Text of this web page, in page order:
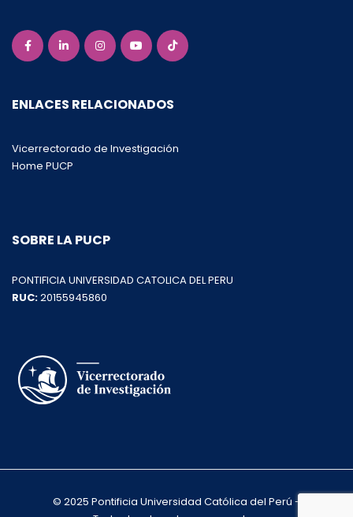
ENLACES RELACIONADOS
Vicerrectorado de Investigación
Home PUCP
SOBRE LA PUCP
PONTIFICIA UNIVERSIDAD CATOLICA DEL PERU
RUC:20155945860
© 2025 Pontificia Universidad Católica del Perú -